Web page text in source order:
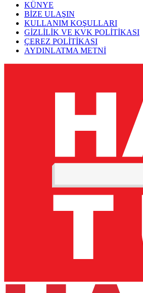
KÜNYE
BİZE ULAŞIN
KULLANIM KOŞULLARI
GİZLİLİK VE KVK POLİTİKASI
ÇEREZ POLİTİKASI
AYDINLATMA METNİ